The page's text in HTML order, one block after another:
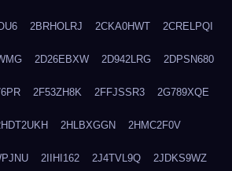
2BRHOLRJ 2CKA0HWT 2CRELPQI
2D26EBXW 2D942LRG 2DPSN680
2F53ZH8K 2FFJSSR3 2G789XQE
2HLBXGGN 2HMC2F0V
2IIHI162 2J4TVL9Q 2JDKS9WZ